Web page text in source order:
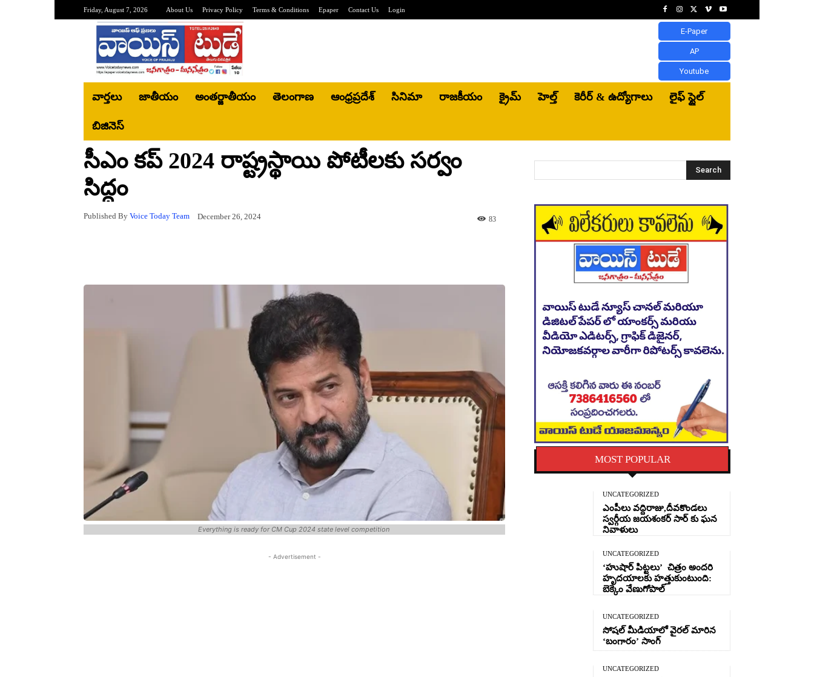
Friday, August 7, 2026 About Us Privacy Policy Terms & Conditions Epaper Contact Us Login
E-Paper
AP
Youtube
వార్తలు జాతీయం అంతర్జాతీయం తెలంగాణ ఆంధ్రప్రదేశ్ సినిమా రాజకీయం క్రైమ్ హెల్త్‌ కెరీర్ & ఉద్యోగాలు లైఫ్ స్టైల్
బిజినెస్‌
సీఎం కప్ 2024 రాష్ట్రస్థాయి పోటీలకు సర్వం
సిద్ధం
Published By Voice Today Team December 26, 2024 83
Everything is ready for CM Cup 2024 state level competition
- Advertisement -
Search
MOST POPULAR
UNCATEGORIZED
ఎంపీలు వద్దిరాజు,దీవకొండలు
స్వర్గీయ జయశంకర్ సార్ కు ఘన
నివాళులు
UNCATEGORIZED
‘హుషార్‌ పిట్టలు’ చిత్రం అందరి
హృదయాలకు హత్తుకుంటుంది:
బెక్కెం వేణుగోపాల్‌
UNCATEGORIZED
సోషల్ మీడియాలో వైరల్ మారిన
‘బంగారం’ సాంగ్
UNCATEGORIZED